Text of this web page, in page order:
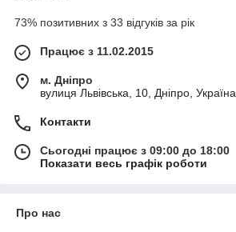
73% позитивних з 33 відгуків за рік
Працює з 11.02.2015
м. Дніпро
вулиця Львівська, 10, Дніпро, Україна
Контакти
Сьогодні працює з 09:00 до 18:00
Показати весь графік роботи
Про нас